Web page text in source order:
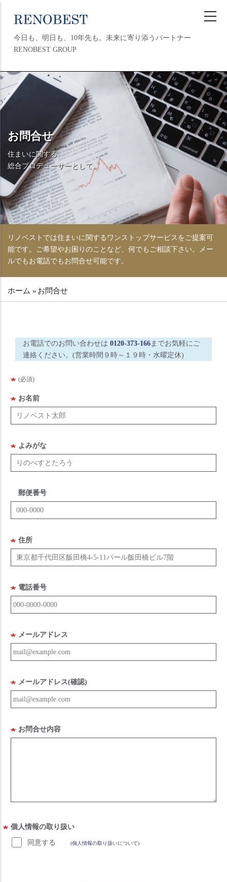
ン
ツ
に
移
今日も、明日も、10年先も。未来に寄り添うパートナー
RENOBEST GROUP
MAIN
NAVIGATION
お問合せ
住まいに関する
総合プロデューサーとして。
リノベストでは住まいに関するワンストップサービスをご提案可
能です。ご希望やお困りのことなど、何でもご相談下さい。メー
ルでもお電話でもお問合せ可能です。
パ
ホーム » お問合せ
お電話でのお問い合わせは 0120-373-166 までお気軽にご
連絡ください。(営業時間９時～１９時・水曜定休)
(必須)
お名前
よみがな
郵便番号
住所
電話番号
メールアドレス
メールアドレス(確認)
お問合せ内容
個人情報の取り扱い
同意する (個人情報の取り扱いについて)